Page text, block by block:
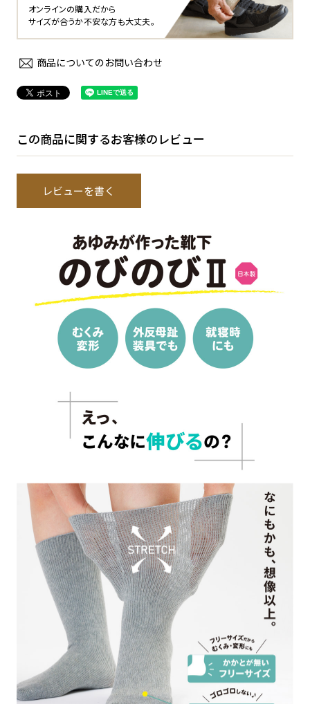
オンラインの購入だから
サイズが合うか不安な方も大丈夫。
商品についてのお問い合わせ
この商品に関するお客様のレビュー
レビューを書く